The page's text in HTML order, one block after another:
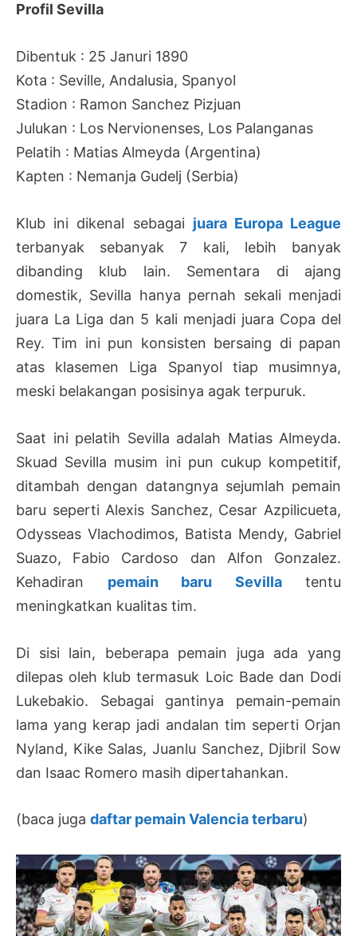
Profil Sevilla
Dibentuk : 25 Januri 1890
Kota : Seville, Andalusia, Spanyol
Stadion : Ramon Sanchez Pizjuan
Julukan : Los Nervionenses, Los Palanganas
Pelatih : Matias Almeyda (Argentina)
Kapten : Nemanja Gudelj (Serbia)
Klub ini dikenal sebagai juara Europa League
terbanyak sebanyak 7 kali, lebih banyak
dibanding klub lain. Sementara di ajang
domestik, Sevilla hanya pernah sekali menjadi
juara La Liga dan 5 kali menjadi juara Copa del
Rey. Tim ini pun konsisten bersaing di papan
atas klasemen Liga Spanyol tiap musimnya,
meski belakangan posisinya agak terpuruk.
Saat ini pelatih Sevilla adalah Matias Almeyda.
Skuad Sevilla musim ini pun cukup kompetitif,
ditambah dengan datangnya sejumlah pemain
baru seperti Alexis Sanchez, Cesar Azpilicueta,
Odysseas Vlachodimos, Batista Mendy, Gabriel
Suazo, Fabio Cardoso dan Alfon Gonzalez.
Kehadiran pemain baru Sevillatentu
meningkatkan kualitas tim.
Di sisi lain, beberapa pemain juga ada yang
dilepas oleh klub termasuk Loic Bade dan Dodi
Lukebakio. Sebagai gantinya pemain-pemain
lama yang kerap jadi andalan tim seperti Orjan
Nyland, Kike Salas, Juanlu Sanchez, Djibril Sow
dan Isaac Romero masih dipertahankan.
(baca juga daftar pemain Valencia terbaru)